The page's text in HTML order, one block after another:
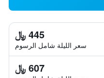
445 ﷼
سعر الليلة شامل الرسوم
607 ﷼